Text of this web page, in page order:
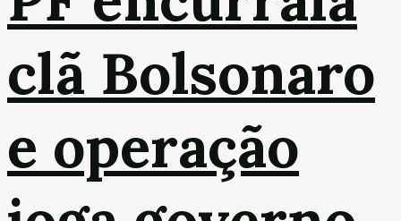
clã Bolsonaro
e operação